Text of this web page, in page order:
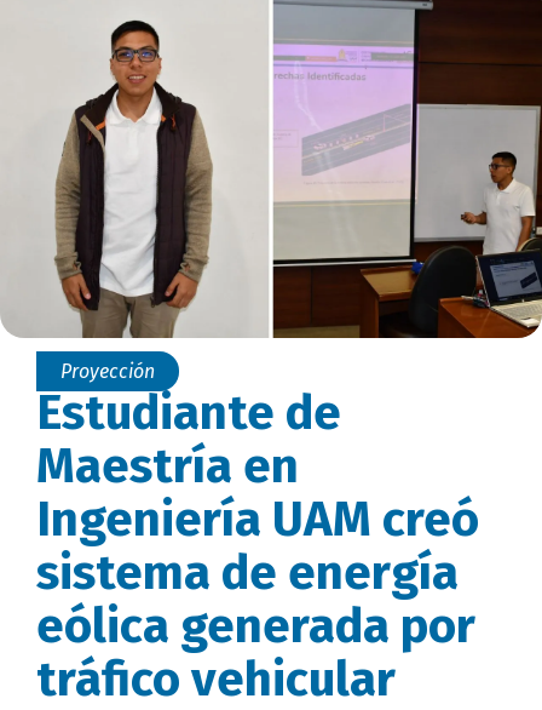
Proyección
Estudiante de
Maestría en
Ingeniería UAM creó
sistema de energía
eólica generada por
tráfico vehicular